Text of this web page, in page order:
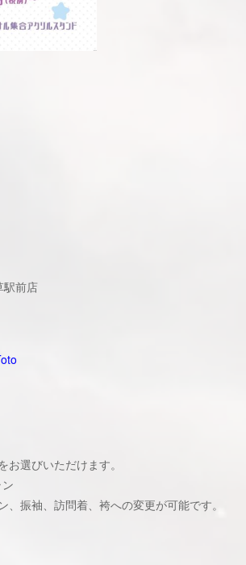
駅前店
選びいただけます。
振袖、訪問着、袴への変更が可能です。